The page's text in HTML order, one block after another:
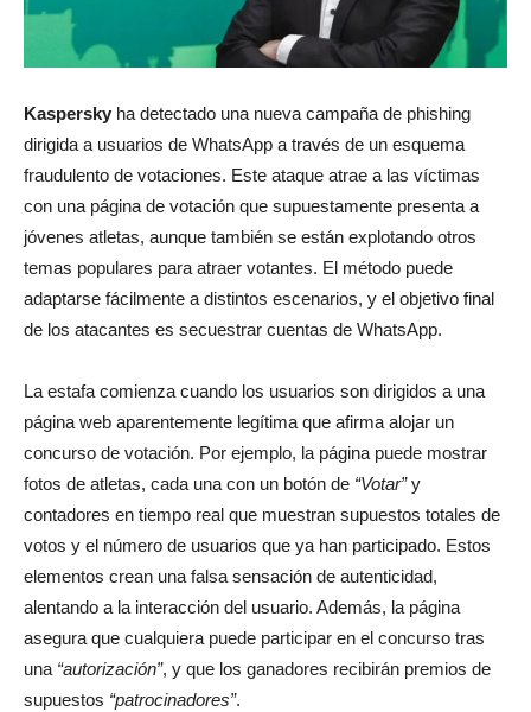
Kaspersky ha detectado una nueva campaña de phishing
dirigida a usuarios de WhatsApp a través de un esquema
fraudulento de votaciones. Este ataque atrae a las víctimas
con una página de votación que supuestamente presenta a
jóvenes atletas, aunque también se están explotando otros
temas populares para atraer votantes. El método puede
adaptarse fácilmente a distintos escenarios, y el objetivo final
de los atacantes es secuestrar cuentas de WhatsApp.
La estafa comienza cuando los usuarios son dirigidos a una
página web aparentemente legítima que afirma alojar un
concurso de votación. Por ejemplo, la página puede mostrar
fotos de atletas, cada una con un botón de “Votar”y
contadores en tiempo real que muestran supuestos totales de
votos y el número de usuarios que ya han participado. Estos
elementos crean una falsa sensación de autenticidad,
alentando a la interacción del usuario. Además, la página
asegura que cualquiera puede participar en el concurso tras
una “autorización”, y que los ganadores recibirán premios de
supuestos “patrocinadores”.